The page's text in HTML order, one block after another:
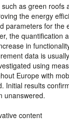
as green roofs
the energy
parameters for
the quantification
in
data is
using
Europe with
Initial results
unanswered.
content